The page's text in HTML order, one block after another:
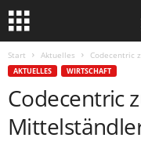
Start Aktuelles Codecentric
AKTUELLES WIRTSCHAFT
Codecentric